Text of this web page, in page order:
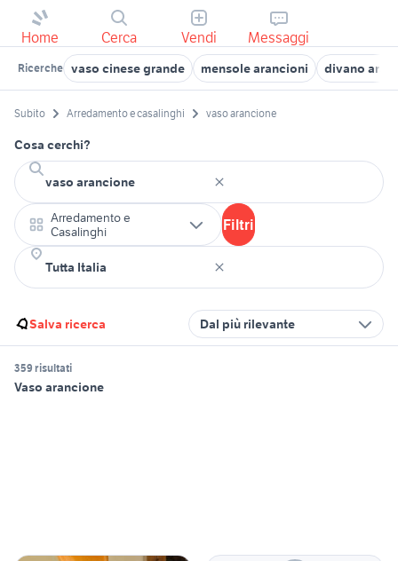
Home Cerca Vendi Messaggi
Ricerche vaso cinese grande mensole arancioni divano
Subito Arredamento e casalinghi vaso arancione
Cosa cerchi?
Arredamento e
Casalinghi
Filtri
Salva ricerca Dal più rilevante
359 risultati
Vaso arancione